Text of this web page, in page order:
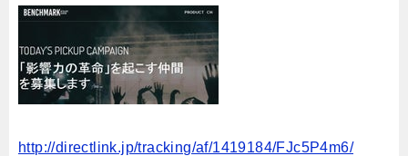
http://directlink.jp/tracking/af/1419184/FJc5P4m6/